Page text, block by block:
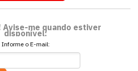
me quando estiver
disponível:
Informe o E-mail: